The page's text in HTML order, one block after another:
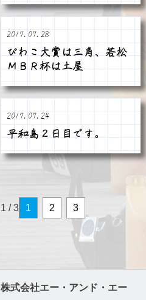
2017.07.28
びわこ大賞は三角、若松
ＭＢＲ杯は土屋
2017.07.24
平和島２日目です。
1 / 3 1 2 3
株式会社エー・アンド・エー